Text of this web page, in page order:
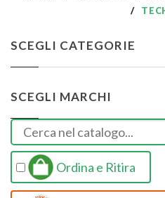
SCEGLI CATEGORIE
SCEGLI MARCHI
Ordina e Ritira